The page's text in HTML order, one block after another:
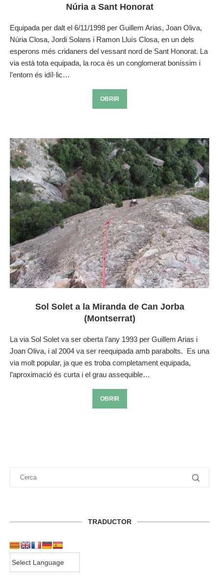
Núria a Sant Honorat
Equipada per dalt el 6/11/1998 per Guillem Arias, Joan Oliva,
Núria Closa, Jordi Solans i Ramon Lluís Closa, en un dels
esperons més cridaners del vessant nord de Sant Honorat. La
via està tota equipada, la roca és un conglomerat boníssim i
l’entorn és idíl·lic…
OBRIR
Sol Solet a la Miranda de Can Jorba
(Montserrat)
La via Sol Solet va ser oberta l’any 1993 per Guillem Arias i
Joan Oliva, i al 2004 va ser reequipada amb parabolts. Es una
via molt popular, ja que es troba completament equipada,
l’aproximació és curta i el grau assequible…
OBRIR
TRADUCTOR